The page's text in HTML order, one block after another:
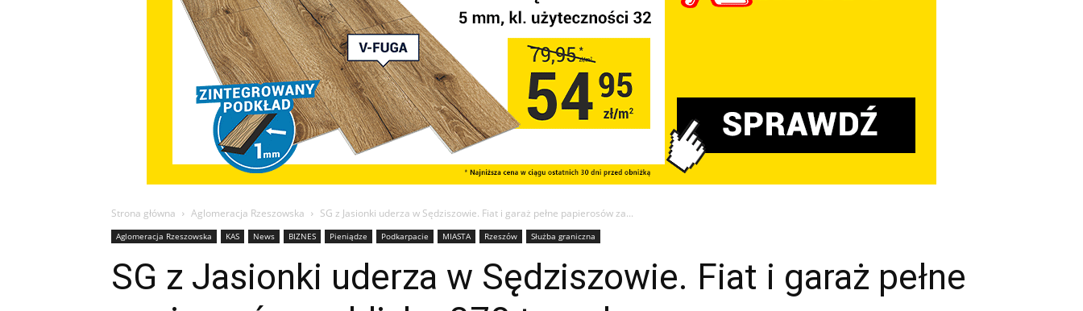
Strona główna Aglomeracja Rzeszowska SG z Jasionki uderza w Sędziszowie. Fiat i garaż pełne papierosów za...
Aglomeracja Rzeszowska KAS News BIZNES Pieniądze Podkarpacie MIASTA Rzeszów Służba graniczna
SG z Jasionki uderza w Sędziszowie. Fiat i garaż pełne